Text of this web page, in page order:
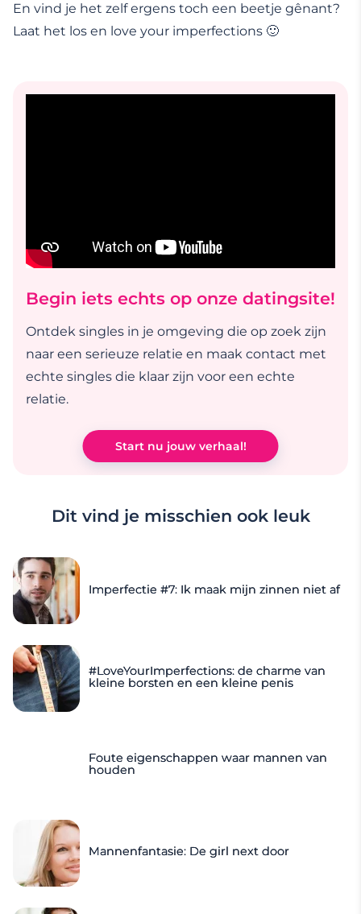
En vind je het zelf ergens toch een beetje gênant?
Laat het los en love your imperfections 🙂
Begin iets echts op onze datingsite!
Ontdek singles in je omgeving die op zoek zijn
naar een serieuze relatie en maak contact met
echte singles die klaar zijn voor een echte
relatie.
Start nu jouw verhaal!
Dit vind je misschien ook leuk
Imperfectie #7: Ik maak mijn zinnen niet af
#LoveYourImperfections: de charme van
kleine borsten en een kleine penis
Foute eigenschappen waar mannen van
houden
Mannenfantasie: De girl next door